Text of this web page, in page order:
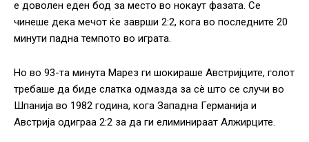
е доволен еден бод за место во нокаут фазата. Се
чинеше дека мечот ќе заврши 2:2, кога во последните 20
минути падна темпото во играта.
Но во 93-та минута Марез ги шокираше Австријците, голот
требаше да биде слатка одмазда за сè што се случи во
Шпанија во 1982 година, кога Западна Германија и
Австрија одиграа 2:2 за да ги елиминираат Алжирците.